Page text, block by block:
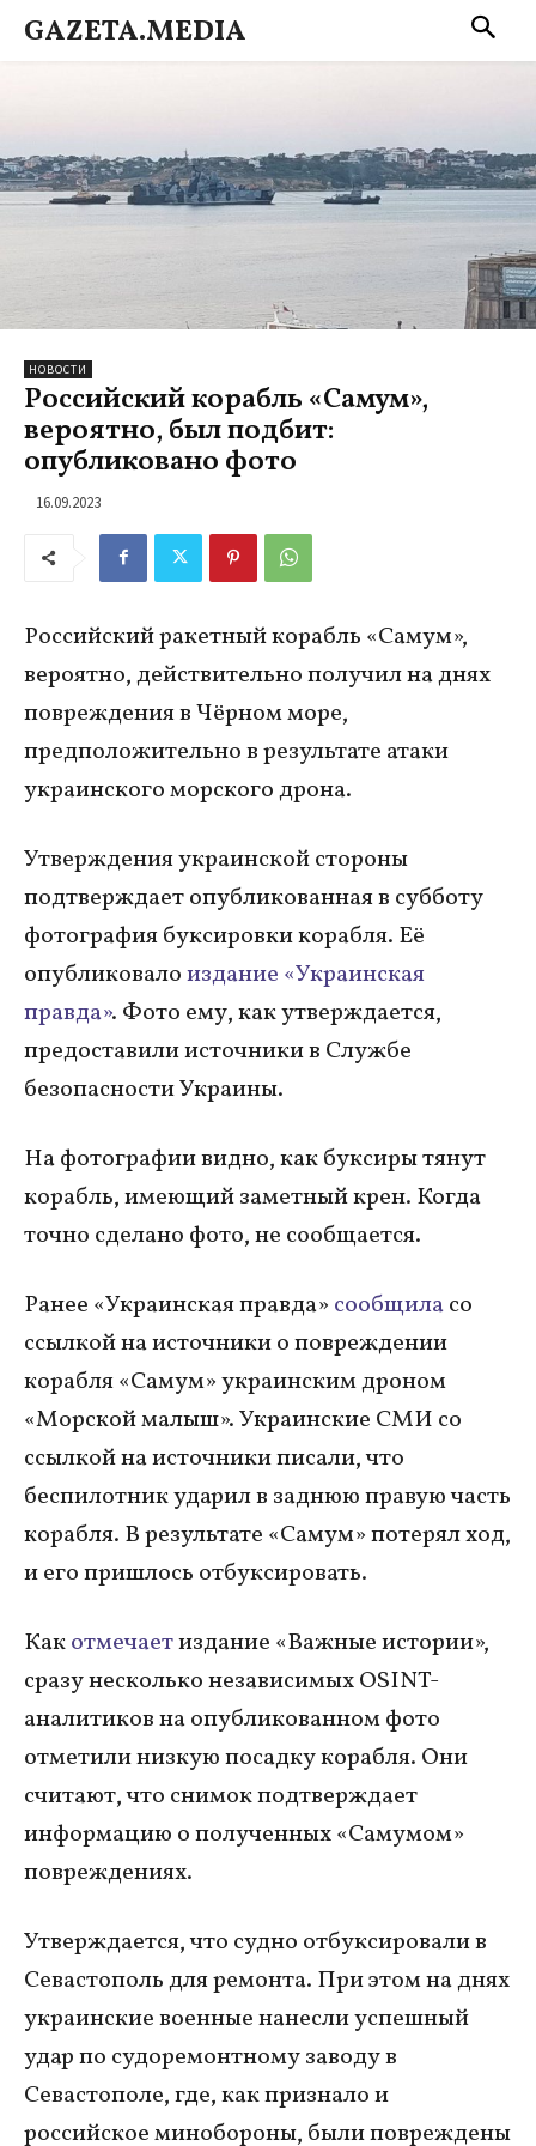
GAZETA.MEDIA
НОВОСТИ
Российский корабль «Самум»,
вероятно, был подбит:
опубликовано фото
16.09.2023
Российский ракетный корабль «Самум»,
вероятно, действительно получил на днях
повреждения в Чёрном море,
предположительно в результате атаки
украинского морского дрона.
Утверждения украинской стороны
подтверждает опубликованная в субботу
фотография буксировки корабля. Её
опубликовалоиздание «Украинская
правда». Фото ему, как утверждается,
предоставили источники в Службе
безопасности Украины.
На фотографии видно, как буксиры тянут
корабль, имеющий заметный крен. Когда
точно сделано фото, не сообщается.
Ранее «Украинская правда» сообщиласо
ссылкой на источники о повреждении
корабля «Самум» украинским дроном
«Морской малыш». Украинские СМИ со
ссылкой на источники писали, что
беспилотник ударил в заднюю правую часть
корабля. В результате «Самум» потерял ход,
и его пришлось отбуксировать.
Какотмечаетиздание «Важные истории»,
сразу несколько независимых OSINT-
аналитиков на опубликованном фото
отметили низкую посадку корабля. Они
считают, что снимок подтверждает
информацию о полученных «Самумом»
повреждениях.
Утверждается, что судно отбуксировали в
Севастополь для ремонта. При этом на днях
украинские военные нанесли успешный
удар по судоремонтному заводу в
Севастополе, где, как признало и
российское минобороны, были повреждены